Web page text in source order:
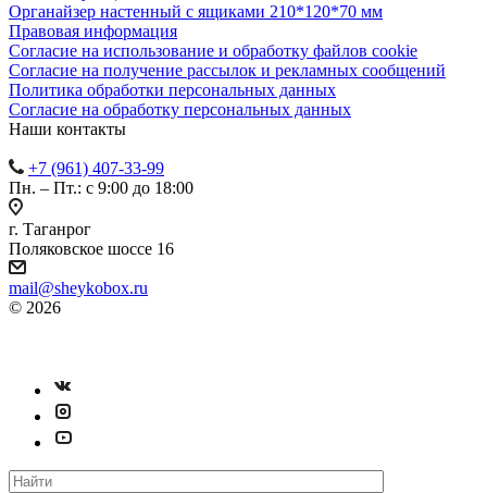
Органайзер настенный с ящиками 210*120*70 мм
Правовая информация
Согласие на использование и обработку файлов cookie
Согласие на получение рассылок и рекламных сообщений
Политика обработки персональных данных
Согласие на обработку персональных данных
Наши контакты
+7 (961) 407-33-99
Пн. – Пт.: с 9:00 до 18:00
г. Таганрог
Поляковское шоссе 16
mail@sheykobox.ru
© 2026